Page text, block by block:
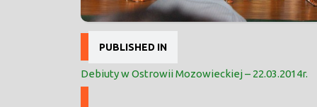
Nawigacja
wpisu
PUBLISHED IN
Debiuty w Ostrowii Mozowieckiej – 22.03.2014r.